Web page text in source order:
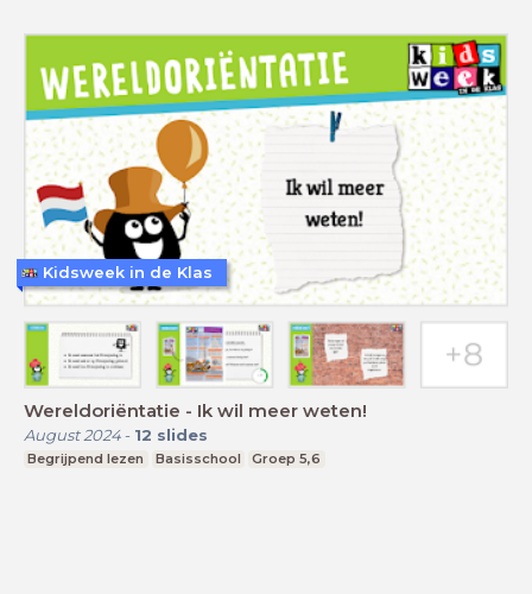
Wereldoriëntatie - Ik wil meer weten!
August 2024- 12 slides
Begrijpend lezen Basisschool Groep 5,6
Kidsweek in de Klas